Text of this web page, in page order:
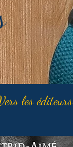
les éditeurs